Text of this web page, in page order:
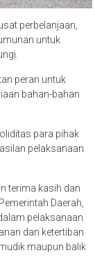
perbelanjaan,
untuk
peran untuk
bahan-bahan
para pihak
pelaksanaan
terima kasih dan
Daerah,
pelaksanaan
dan ketertiban
maupun balik